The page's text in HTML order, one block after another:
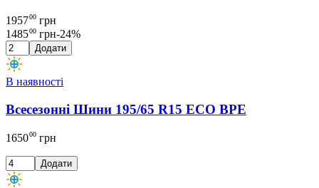
195700 грн
148500 грн-24%
Додати
В наявності
Всесезонні Шини 195/65 R15 ECO BPE
165000 грн
Додати